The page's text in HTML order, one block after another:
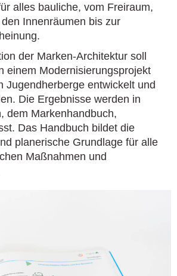
alles bauliche, vom Freiraum,
Innenräumen bis zur
der Marken-Architektur soll
einem Modernisierungsprojekt
Jugendherberge entwickelt und
Die Ergebnisse werden in
dem Markenhandbuch,
Das Handbuch bildet die
planerische Grundlage für alle
Maßnahmen und